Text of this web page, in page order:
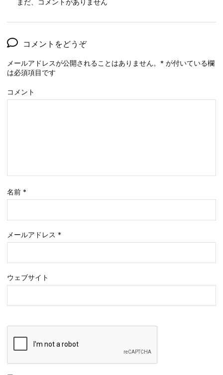
まだ、コメントがありません
コメントをどうぞ
メールアドレスが公開されることはありません。 * が付いている欄
は必須項目です
コメント
名前 *
メールアドレス *
ウェブサイト